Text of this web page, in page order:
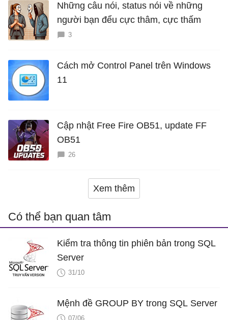
Những câu nói, status nói về những
người bạn đểu cực thâm, cực thấm
3
Cách mở Control Panel trên Windows
11
Cập nhật Free Fire OB51, update FF
OB51
26
Xem thêm
Có thể bạn quan tâm
Kiểm tra thông tin phiên bản trong SQL
Server
31/10
Mệnh đề GROUP BY trong SQL Server
07/06